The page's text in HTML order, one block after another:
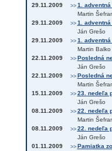
29.11.2009
>> 1.
Martin
29.11.2009
>> 1.
Ján Grešo
29.11.2009
>> 1.
Martin Balko
22.11.2009
>> Posledná
Ján Grešo
22.11.2009
>> Posledná
Martin
15.11.2009
>> 23. nedeľa
Ján Grešo
08.11.2009
>> 22. nedeľa
Martin
08.11.2009
>> 22. nedeľa
Ján Grešo
01.11.2009
>> Pamiatka